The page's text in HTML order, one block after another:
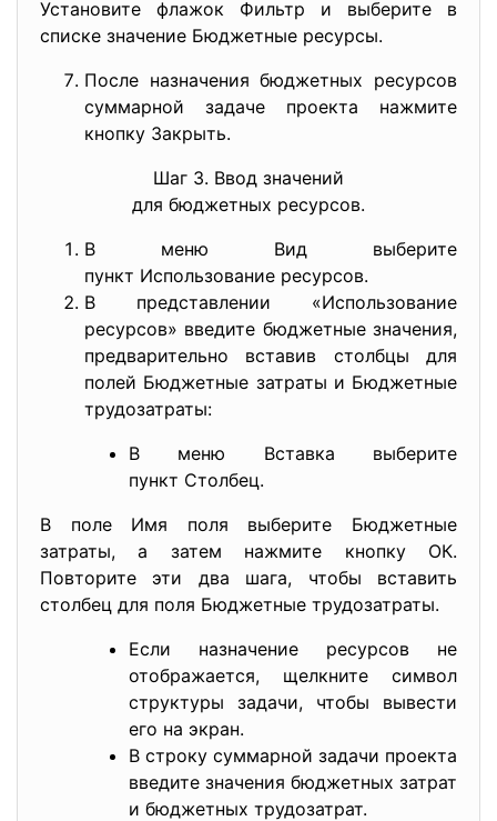
Установите флажок Фильтр и выберите в
списке значение Бюджетные ресурсы.
После назначения бюджетных ресурсов
суммарной задаче проекта нажмите
кнопку Закрыть.
Шаг 3. Ввод значений
для бюджетных ресурсов.
В меню Вид выберите
пункт Использование ресурсов.
В представлении «Использование
ресурсов» введите бюджетные значения,
предварительно вставив столбцы для
полей Бюджетные затраты и Бюджетные
трудозатраты:
В меню Вставка выберите
пункт Столбец.
В поле Имя поля выберите Бюджетные
затраты, а затем нажмите кнопку ОК.
Повторите эти два шага, чтобы вставить
столбец для поля Бюджетные трудозатраты.
Если назначение ресурсов не
отображается, щелкните символ
структуры задачи, чтобы вывести
его на экран.
В строку суммарной задачи проекта
введите значения бюджетных затрат
и бюджетных трудозатрат.